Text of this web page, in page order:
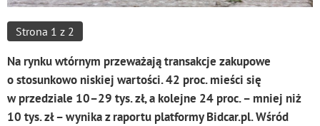
Strona 1 z 2
Na rynku wtórnym przeważają transakcje zakupowe
o stosunkowo niskiej wartości. 42 proc. mieści się
w przedziale 10–29 tys. zł, a kolejne 24 proc. – mniej niż
10 tys. zł – wynika z raportu platformy Bidcar.pl. Wśród